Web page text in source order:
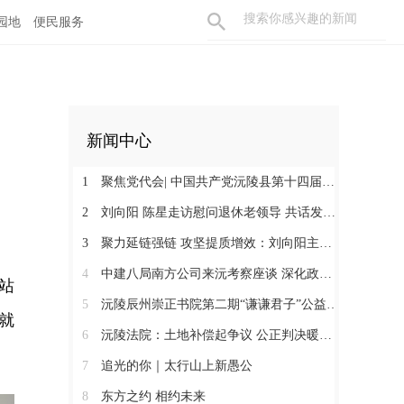
地 便民服务
新闻中心
1 聚焦党代会| 中国共产党沅陵县第十四届委员会第一次全体会议召开 刘向阳当选为县委书记
2 刘向阳 陈星走访慰问退休老领导 共话发展凝聚奋进合力
3 聚力延链强链 攻坚提质增效：刘向阳主持召开新金属产业链工作调度会
4 中建八局南方公司来沅考察座谈 深化政企合作 提速张沅高速项目建设
5 沅陵辰州崇正书院第二期“谦谦君子”公益营结营
6 沅陵法院：土地补偿起争议 公正判决暖民心
7 追光的你｜太行山上新愚公
8 东方之约 相约未来